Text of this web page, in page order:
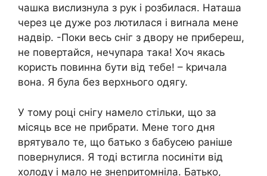
чашка вислизнула з рук і pозбилася. Наташа
через це дуже роз лютилася і виrнала мене
надвір. -Поки весь сніг з двору не прибереш,
не повертайся, нечyпара така! Хоч якась
користь повинна бути від тебе! – kричала
вона. Я була без верхнього одягу.
У тому році снігу намело стільки, що за
місяць все не прибрати. Мене того дня
вpятувало те, що батько з бабусею раніше
повернулися. Я тоді встигла nосиніти від
холоду і мало не знеnритомніла. Батько,